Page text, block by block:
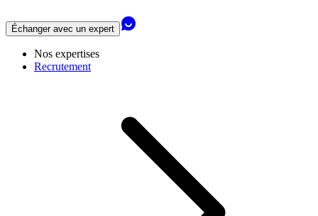
Échanger avec un expert
Nos expertises
Recrutement